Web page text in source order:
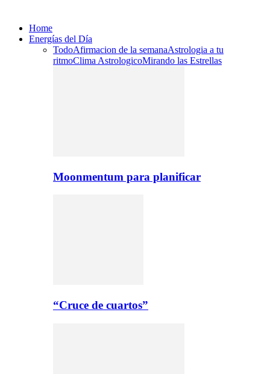
Home
Energías del Día
TodoAfirmacion de la semanaAstrologia a tu
ritmoClima AstrologicoMirando las Estrellas
Moonmentum para planificar
“Cruce de cuartos”